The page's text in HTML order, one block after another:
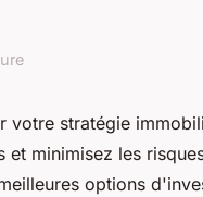
votre stratégie
et minimisez les
options